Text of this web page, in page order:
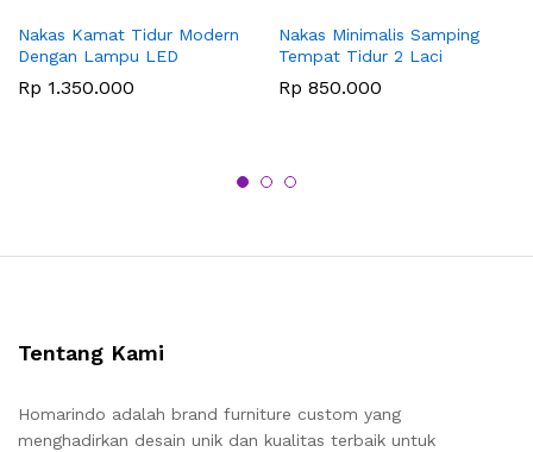
Nakas Kamat Tidur Modern
Dengan Lampu LED
Rp 1.350.000
Nakas Minimalis Samping
Tempat Tidur 2 Laci
Rp 850.000
Tentang Kami
Homarindo adalah brand furniture custom yang
menghadirkan desain unik dan kualitas terbaik untuk